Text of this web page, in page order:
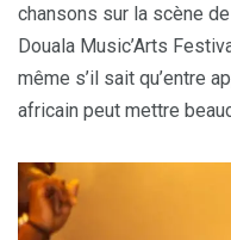
chansons sur la scène
Douala Music’Arts
même s’il sait qu’entre
africain peut mettre